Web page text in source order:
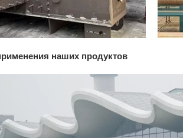
наших продуктов